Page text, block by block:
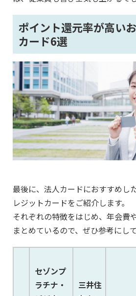
ポイント還元率が高い
カード6選
最後に、法人カードにおすすめし
レジットカードをご紹介します。
それぞれの特徴をはじめ、年会費
まとめているので、ぜひ参考にし
セゾンプ
ラチナ・
三井住